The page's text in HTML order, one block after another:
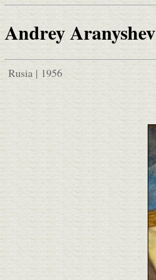
Andrey Aranyshev
Rusia | 1956